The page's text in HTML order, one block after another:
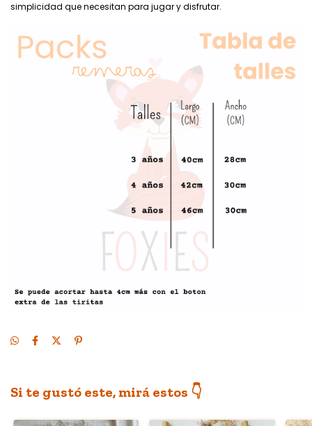
simplicidad que necesitan para jugar y disfrutar.
Si te gustó este, mirá estos 👇